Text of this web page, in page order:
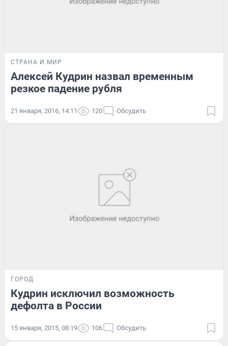
СТРАНА И МИР
Алексей Кудрин назвал временным
резкое падение рубля
21 января, 2016, 14:11 120 Обсудить
ГОРОД
Кудрин исключил возможность
дефолта в России
15 января, 2015, 08:19 106 Обсудить